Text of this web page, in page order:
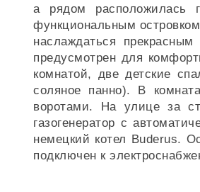
а рядом расположилась
функциональным
наслаждаться
предусмотрен для
комнатой, две детские
соляное панно). В
воротами. На улице за
газогенератор с
немецкий котел Buderus.
подключен к